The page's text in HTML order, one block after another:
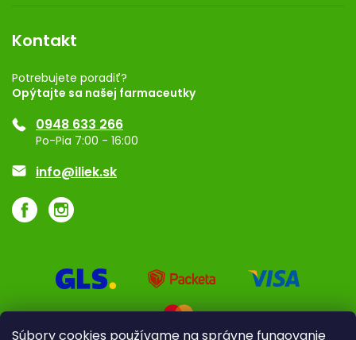
Súbory cookies používame na správne fungovanie
Dermocentrum
Rozhodnutie na prevádzku
Registrácia
Ponuka pre firmy
Značky
Kontakt
Potrebujete poradiť?
Opýtajte sa našej farmaceutky
0948 633 266
Po-Pia 7:00 - 16:00
info@iliek.sk